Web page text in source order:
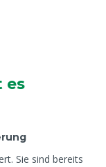
es
Sie sind bereits